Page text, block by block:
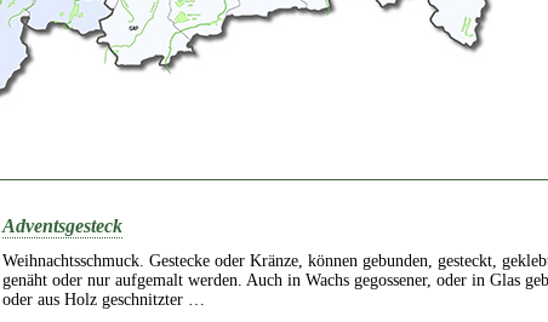
Adventsgesteck
Weihnachtsschmuck. Gestecke oder Kränze, können gebunden, gesteckt,
genäht oder nur aufgemalt werden. Auch in Wachs gegossener, oder in Glas
oder aus Holz geschnitzter …